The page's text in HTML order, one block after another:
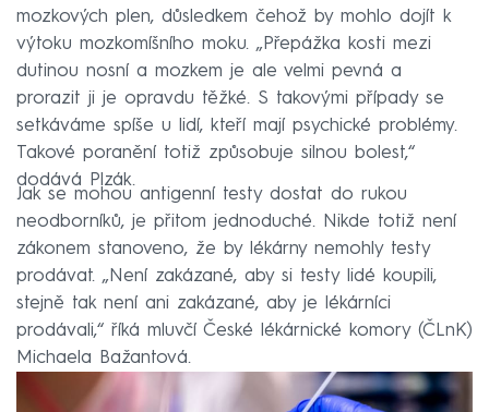
mozkových plen, důsledkem čehož by mohlo dojít k
výtoku mozkomíšního moku. „Přepážka kosti mezi
dutinou nosní a mozkem je ale velmi pevná a
prorazit ji je opravdu těžké. S takovými případy se
setkáváme spíše u lidí, kteří mají psychické problémy.
Takové poranění totiž způsobuje silnou bolest,“
dodává Plzák.
Jak se mohou antigenní testy dostat do rukou
neodborníků, je přitom jednoduché. Nikde totiž není
zákonem stanoveno, že by lékárny nemohly testy
prodávat. „Není zakázané, aby si testy lidé koupili,
stejně tak není ani zakázané, aby je lékárníci
prodávali,“ říká mluvčí České lékárnické komory (ČLnK)
Michaela Bažantová.